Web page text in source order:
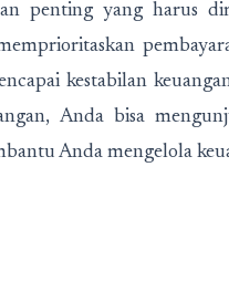
penting yang harus
kestabilan
Anda bisa
Anda mengelola